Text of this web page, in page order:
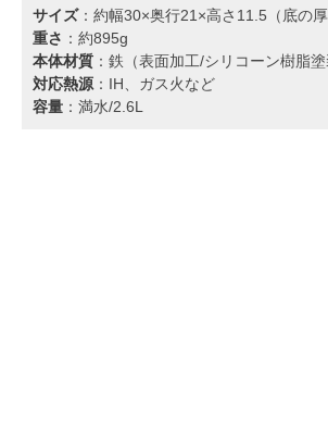
サイズ：約幅30×奥行21×高さ11.5（底の
重さ ：約895g
本体材質 ：鉄（表面加工/シリコーン樹脂塗
対応熱源 ：IH、ガス火など
容量 ：満水/2.6L